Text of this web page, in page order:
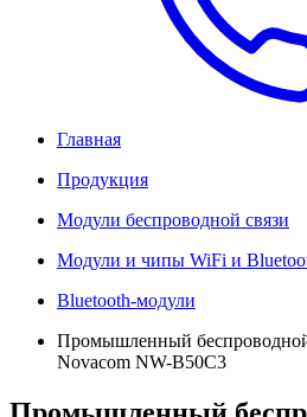
Главная
Продукция
Модули беспроводной связи
Модули и чипы WiFi и
Bluetooth-модули
Промышленный
Novacom NW-B50C3